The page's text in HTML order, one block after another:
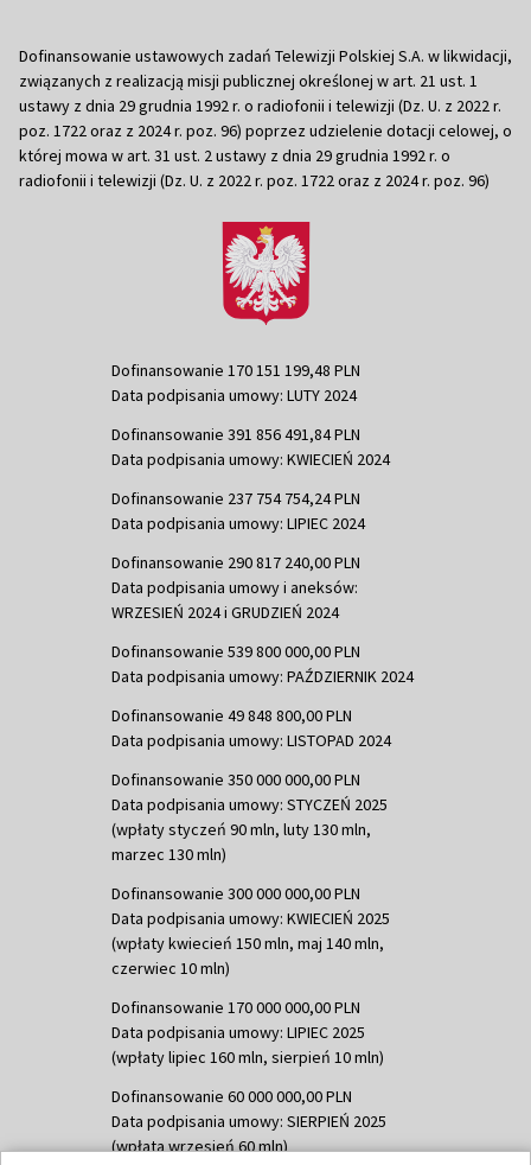
Dofinansowanie ustawowych zadań Telewizji Polskiej S.A. w likwidacji,
związanych z realizacją misji publicznej określonej w art. 21 ust. 1
ustawy z dnia 29 grudnia 1992 r. o radiofonii i telewizji (Dz. U. z 2022 r.
poz. 1722 oraz z 2024 r. poz. 96) poprzez udzielenie dotacji celowej, o
której mowa w art. 31 ust. 2 ustawy z dnia 29 grudnia 1992 r. o
radiofonii i telewizji (Dz. U. z 2022 r. poz. 1722 oraz z 2024 r. poz. 96)
Dofinansowanie 170 151 199,48 PLN
Data podpisania umowy: LUTY 2024
Dofinansowanie 391 856 491,84 PLN
Data podpisania umowy: KWIECIEŃ 2024
Dofinansowanie 237 754 754,24 PLN
Data podpisania umowy: LIPIEC 2024
Dofinansowanie 290 817 240,00 PLN
Data podpisania umowy i aneksów:
WRZESIEŃ 2024 i GRUDZIEŃ 2024
Dofinansowanie 539 800 000,00 PLN
Data podpisania umowy: PAŹDZIERNIK 2024
Dofinansowanie 49 848 800,00 PLN
Data podpisania umowy: LISTOPAD 2024
Dofinansowanie 350 000 000,00 PLN
Data podpisania umowy: STYCZEŃ 2025
(wpłaty styczeń 90 mln, luty 130 mln,
marzec 130 mln)
Dofinansowanie 300 000 000,00 PLN
Data podpisania umowy: KWIECIEŃ 2025
(wpłaty kwiecień 150 mln, maj 140 mln,
czerwiec 10 mln)
Dofinansowanie 170 000 000,00 PLN
Data podpisania umowy: LIPIEC 2025
(wpłaty lipiec 160 mln, sierpień 10 mln)
Dofinansowanie 60 000 000,00 PLN
Data podpisania umowy: SIERPIEŃ 2025
(wpłata wrzesień 60 mln)